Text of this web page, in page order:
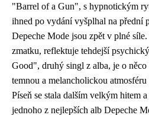
"Barrel of a Gun", s hypnotickým
ihned po vydání vyšplhal na přední
Depeche Mode jsou zpět v plné
zmatku, reflektuje tehdejší
Good", druhý singl z alba, je o
temnou a melancholickou
Píseň se stala dalším velkým hitem
jednoho z nejlepších alb Depeche